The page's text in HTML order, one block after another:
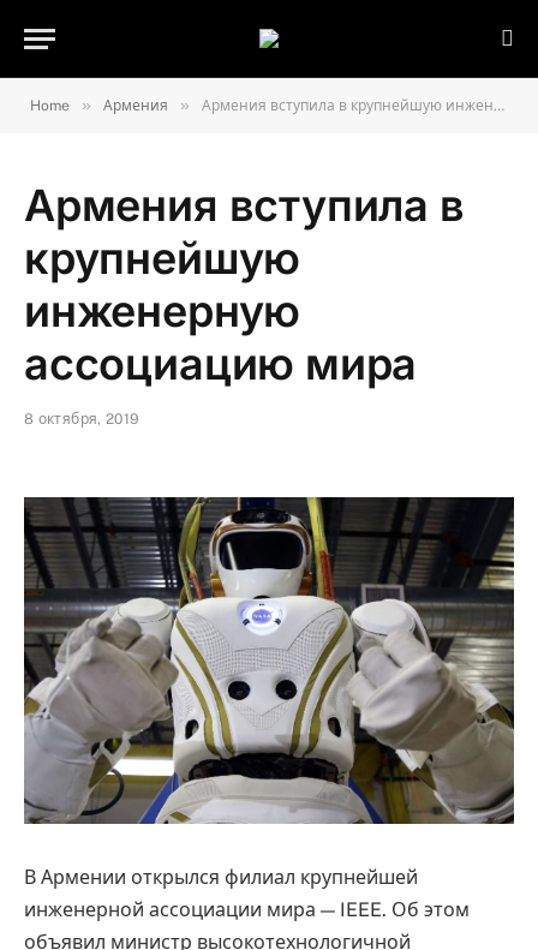
Home » Армения » Армения вступила в крупнейшую инженерную ассоциацию мира
Армения вступила в
крупнейшую
инженерную
ассоциацию мира
8 октября, 2019
В Армении открылся филиал крупнейшей
инженерной ассоциации мира — IEEE. Об этом
объявил министр высокотехнологичной